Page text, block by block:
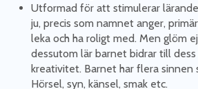
Utformad för att stimulerar
ju, precis som namnet anger,
leka och ha roligt med. Men glöm
dessutom lär barnet bidrar till
kreativitet. Barnet har flera sinnen
Hörsel, syn, känsel, smak etc.